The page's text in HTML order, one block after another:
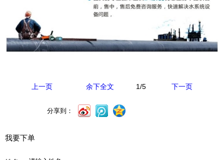
上一页 余下全文 1/5 下一页
分享到：
我要下单